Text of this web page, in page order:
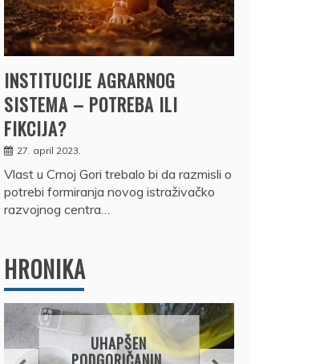
INSTITUCIJE AGRARNOG
SISTEMA – POTREBA ILI
FIKCIJA?
27. april 2023.
Vlast u Crnoj Gori trebalo bi da razmisli o
potrebi formiranja novog istraživačko
razvojnog centra…
HRONIKA
UHAPŠEN